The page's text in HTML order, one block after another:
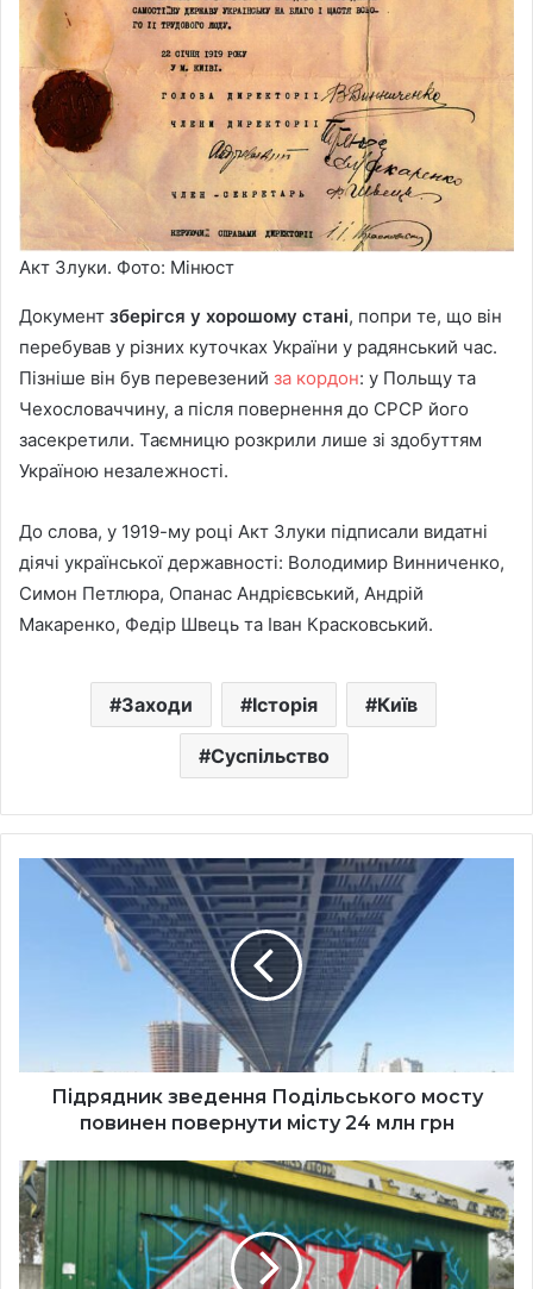
Акт Злуки. Фото: Мінюст
Документ зберігся у хорошому стані, попри те, що він
перебував у різних куточках України у радянський час.
Пізніше він був перевезений за кордон: у Польщу та
Чехословаччину, а після повернення до СРСР його
засекретили. Таємницю розкрили лише зі здобуттям
Україною незалежності.
До слова, у 1919-му році Акт Злуки підписали видатні
діячі української державності: Володимир Винниченко,
Симон Петлюра, Опанас Андрієвський, Андрій
Макаренко, Федір Швець та Іван Красковський.
Заходи Історія Київ
Суспільство
Підрядник
зведення
Подільського
млн
Підрядник зведення Подільського мосту
повинен повернути місту 24 млн грн
МАФи
не
на
смітник,
а